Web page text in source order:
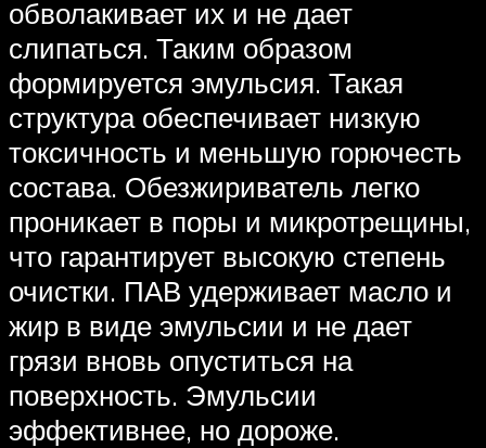
обволакивает их и не дает
слипаться. Таким образом
формируется эмульсия. Такая
структура обеспечивает низкую
токсичность и меньшую горючесть
состава. Обезжириватель легко
проникает в поры и микротрещины,
что гарантирует высокую степень
очистки. ПАВ удерживает масло и
жир в виде эмульсии и не дает
грязи вновь опуститься на
поверхность. Эмульсии
эффективнее, но дороже.